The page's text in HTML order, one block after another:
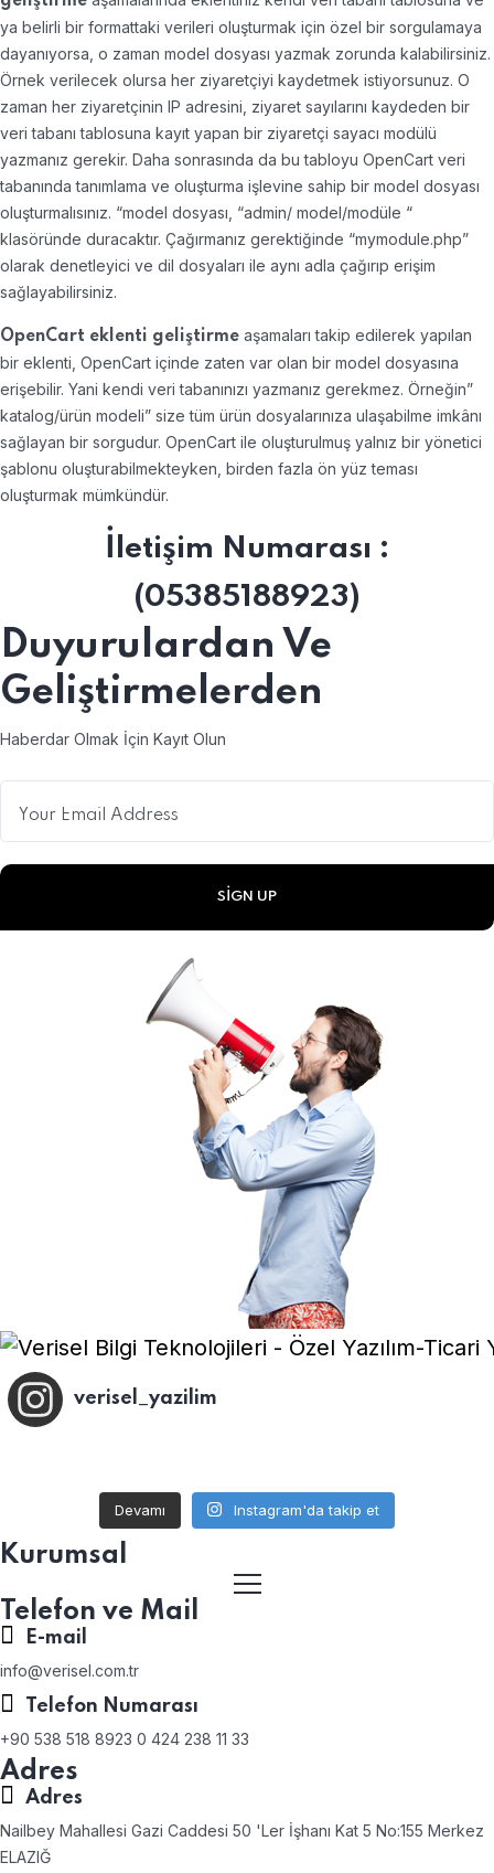
ya belirli bir formattaki verileri oluşturmak için özel bir sorgulamaya
dayanıyorsa, o zaman model dosyası yazmak zorunda kalabilirsiniz.
Örnek verilecek olursa her ziyaretçiyi kaydetmek istiyorsunuz. O
zaman her ziyaretçinin IP adresini, ziyaret sayılarını kaydeden bir
veri tabanı tablosuna kayıt yapan bir ziyaretçi sayacı modülü
yazmanız gerekir. Daha sonrasında da bu tabloyu OpenCart veri
tabanında tanımlama ve oluşturma işlevine sahip bir model dosyası
oluşturmalısınız. “model dosyası, “admin/ model/modüle “
klasöründe duracaktır. Çağırmanız gerektiğinde “mymodule.php”
olarak denetleyici ve dil dosyaları ile aynı adla çağırıp erişim
sağlayabilirsiniz.
OpenCart eklenti geliştirme aşamaları takip edilerek yapılan
bir eklenti, OpenCart içinde zaten var olan bir model dosyasına
erişebilir. Yani kendi veri tabanınızı yazmanız gerekmez. Örneğin”
katalog/ürün modeli” size tüm ürün dosyalarınıza ulaşabilme imkânı
sağlayan bir sorgudur. OpenCart ile oluşturulmuş yalnız bir yönetici
şablonu oluşturabilmekteyken, birden fazla ön yüz teması
oluşturmak mümkündür.
İletişim Numarası :
(05385188923)
Duyurulardan Ve
Geliştirmelerden
Haberdar Olmak İçin Kayıt Olun
verisel_yazilim
Devamı Instagram'da takip et
Kurumsal
Telefon ve Mail
E-mail
info@verisel.com.tr
Telefon Numarası
+90 538 518 8923 0 424 238 11 33
Adres
Adres
Nailbey Mahallesi Gazi Caddesi 50 'Ler İşhanı Kat 5 No:155 Merkez
ELAZIĞ